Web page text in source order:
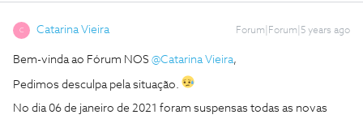
C Catarina Vieira Forum|Forum|5 years ago
Bem-vinda ao Fórum NOS @Catarina Vieira,
Pedimos desculpa pela situação.
No dia 06 de janeiro de 2021 foram suspensas todas as novas